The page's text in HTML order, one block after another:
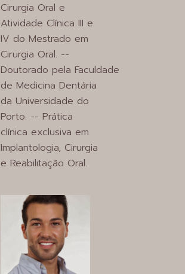
Cirurgia Oral e
Atividade Clínica III e
IV do Mestrado em
Cirurgia Oral. --
Doutorado pela Faculdade
de Medicina Dentária
da Universidade do
Porto. -- Prática
clínica exclusiva em
Implantologia, Cirurgia
e Reabilitação Oral.